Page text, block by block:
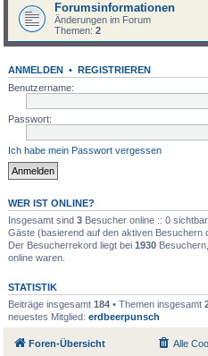
Forumsinformationen
Änderungen im Forum
Themen:2
ANMELDEN •REGISTRIEREN
Benutzername:
Passwort:
Ich habe mein Passwort vergessen
WER IST ONLINE?
Insgesamt sind3 Besucher online :: 0
Gäste (basierend auf den aktiven Besuchern
Der Besucherrekord liegt bei1930
online waren.
STATISTIK
Beiträge insgesamt184 • Themen insgesamt
neuestes Mitglied:erdbeerpunsch
Foren-Übersicht Alle